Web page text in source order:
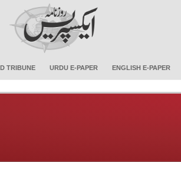
TRIBUNE URDU E-PAPER ENGLISH E-PAPER